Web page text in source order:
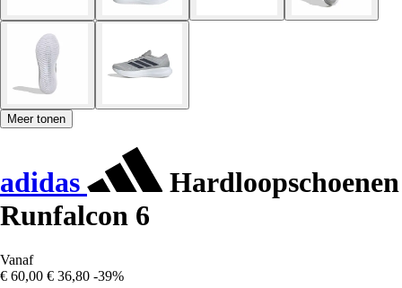
Meer tonen
adidas
Hardloopschoenen
Runfalcon 6
Vanaf
€ 60,00 € 36,80 -39%